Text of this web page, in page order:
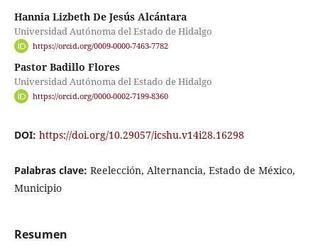
Hannia Lizbeth De Jesús Alcántara
Universidad Autónoma del Estado de Hidalgo
https://orcid.org/0009-0000-7463-7782
Pastor Badillo Flores
Universidad Autónoma del Estado de Hidalgo
https://orcid.org/0000-0002-7199-8360
DOI: https://doi.org/10.29057/icshu.v14i28.16298
Palabras clave: Reelección, Alternancia, Estado de México,
Municipio
Resumen